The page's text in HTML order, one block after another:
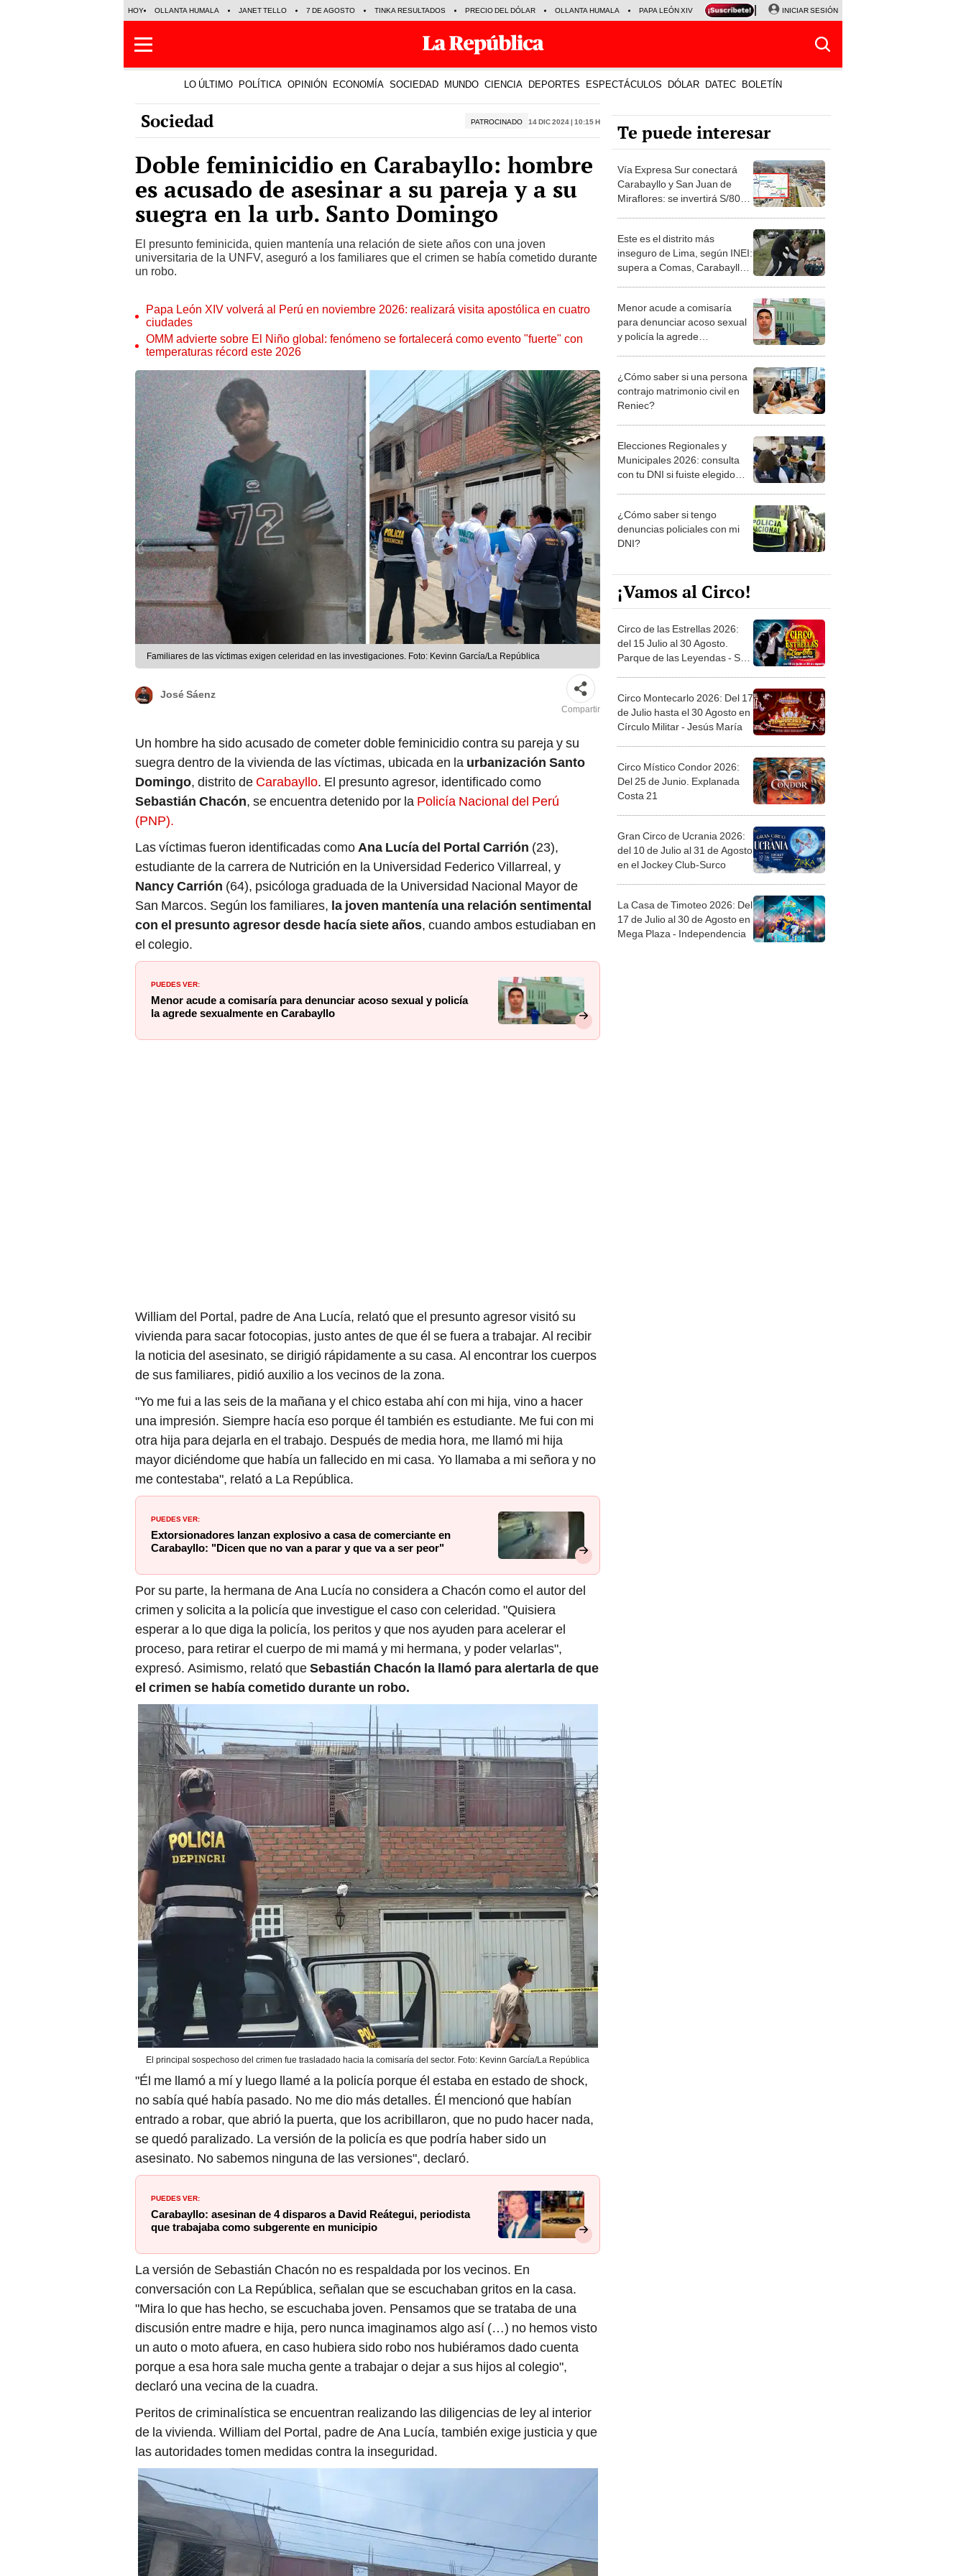
HOY OLLANTA HUMALA JANET TELLO 7 DE AGOSTO TINKA RESULTADOS PRECIO DEL DÓLAR OLLANTA HUMALA PAPA LEÓN XIV NALDY SALDAÑA LA BELLA LUZ
INICIAR SESIÓN
LO ÚLTIMO POLÍTICA OPINIÓN ECONOMÍA SOCIEDAD MUNDO CIENCIA DEPORTES ESPECTÁCULOS DÓLAR DATEC BOLETÍN
Sociedad PATROCINADO 14 Dic 2024 | 10:15 h
Doble feminicidio en Carabayllo: hombre
es acusado de asesinar a su pareja y a su
suegra en la urb. Santo Domingo
El presunto feminicida, quien mantenía una relación de siete años con una joven
universitaria de la UNFV, aseguró a los familiares que el crimen se había cometido durante
un robo.
Papa León XIV volverá al Perú en noviembre 2026: realizará visita apostólica en cuatro
ciudades
OMM advierte sobre El Niño global: fenómeno se fortalecerá como evento "fuerte" con
temperaturas récord este 2026
Familiares de las víctimas exigen celeridad en las investigaciones. Foto: Kevinn García/La República
José Sáenz
Compartir
Un hombre ha sido acusado de cometer doble feminicidio contra su pareja y su
suegra dentro de la vivienda de las víctimas, ubicada en la urbanización Santo
Domingo, distrito de Carabayllo. El presunto agresor, identificado como
Sebastián Chacón, se encuentra detenido por la Policía Nacional del Perú
(PNP).
Las víctimas fueron identificadas comoAna Lucía del Portal Carrión (23),
estudiante de la carrera de Nutrición en la Universidad Federico Villarreal, y
Nancy Carrión (64), psicóloga graduada de la Universidad Nacional Mayor de
San Marcos. Según los familiares, la joven mantenía una relación sentimental
con el presunto agresor desde hacía siete años, cuando ambos estudiaban en
el colegio.
PUEDES VER:
Menor acude a comisaría para denunciar acoso sexual y policía
la agrede sexualmente en Carabayllo
William del Portal, padre de Ana Lucía, relató que el presunto agresor visitó su
vivienda para sacar fotocopias, justo antes de que él se fuera a trabajar. Al recibir
la noticia del asesinato, se dirigió rápidamente a su casa. Al encontrar los cuerpos
de sus familiares, pidió auxilio a los vecinos de la zona.
"Yo me fui a las seis de la mañana y el chico estaba ahí con mi hija, vino a hacer
una impresión. Siempre hacía eso porque él también es estudiante. Me fui con mi
otra hija para dejarla en el trabajo. Después de media hora, me llamó mi hija
mayor diciéndome que había un fallecido en mi casa. Yo llamaba a mi señora y no
me contestaba", relató a La República.
PUEDES VER:
Extorsionadores lanzan explosivo a casa de comerciante en
Carabayllo: "Dicen que no van a parar y que va a ser peor"
Por su parte, la hermana de Ana Lucía no considera a Chacón como el autor del
crimen y solicita a la policía que investigue el caso con celeridad. "Quisiera
esperar a lo que diga la policía, los peritos y que nos ayuden para acelerar el
proceso, para retirar el cuerpo de mi mamá y mi hermana, y poder velarlas",
expresó. Asimismo, relató queSebastián Chacón la llamó para alertarla de que
el crimen se había cometido durante un robo.
El principal sospechoso del crimen fue trasladado hacia la comisaría del sector. Foto: Kevinn García/La República
"Él me llamó a mí y luego llamé a la policía porque él estaba en estado de shock,
no sabía qué había pasado. No me dio más detalles. Él mencionó que habían
entrado a robar, que abrió la puerta, que los acribillaron, que no pudo hacer nada,
se quedó paralizado. La versión de la policía es que podría haber sido un
asesinato. No sabemos ninguna de las versiones", declaró.
PUEDES VER:
Carabayllo: asesinan de 4 disparos a David Reátegui, periodista
que trabajaba como subgerente en municipio
La versión de Sebastián Chacón no es respaldada por los vecinos. En
conversación con La República, señalan que se escuchaban gritos en la casa.
"Mira lo que has hecho, se escuchaba joven. Pensamos que se trataba de una
discusión entre madre e hija, pero nunca imaginamos algo así (…) no hemos visto
un auto o moto afuera, en caso hubiera sido robo nos hubiéramos dado cuenta
porque a esa hora sale mucha gente a trabajar o dejar a sus hijos al colegio",
declaró una vecina de la cuadra.
Peritos de criminalística se encuentran realizando las diligencias de ley al interior
de la vivienda. William del Portal, padre de Ana Lucía, también exige justicia y que
las autoridades tomen medidas contra la inseguridad.
Te puede interesar
Vía Expresa Sur conectará
Carabayllo y San Juan de
Miraflores: se invertirá S/800
Este es el distrito más
inseguro de Lima, según INEI:
supera a Comas, Carabayllo y
Menor acude a comisaría
para denunciar acoso sexual
y policía la agrede
¿Cómo saber si una persona
contrajo matrimonio civil en
Reniec?
Elecciones Regionales y
Municipales 2026: consulta
con tu DNI si fuiste elegido
la ONPE
¿Cómo saber si tengo
denuncias policiales con mi
DNI?
¡Vamos al Circo!
Circo de las Estrellas 2026:
del 15 Julio al 30 Agosto.
Parque de las Leyendas - San
Circo Montecarlo 2026: Del 17
de Julio hasta el 30 Agosto en
Círculo Militar - Jesús María
Circo Místico Condor 2026:
Del 25 de Junio. Explanada
Costa 21
Gran Circo de Ucrania 2026:
del 10 de Julio al 31 de Agosto
en el Jockey Club-Surco
La Casa de Timoteo 2026: Del
17 de Julio al 30 de Agosto en
Mega Plaza - Independencia